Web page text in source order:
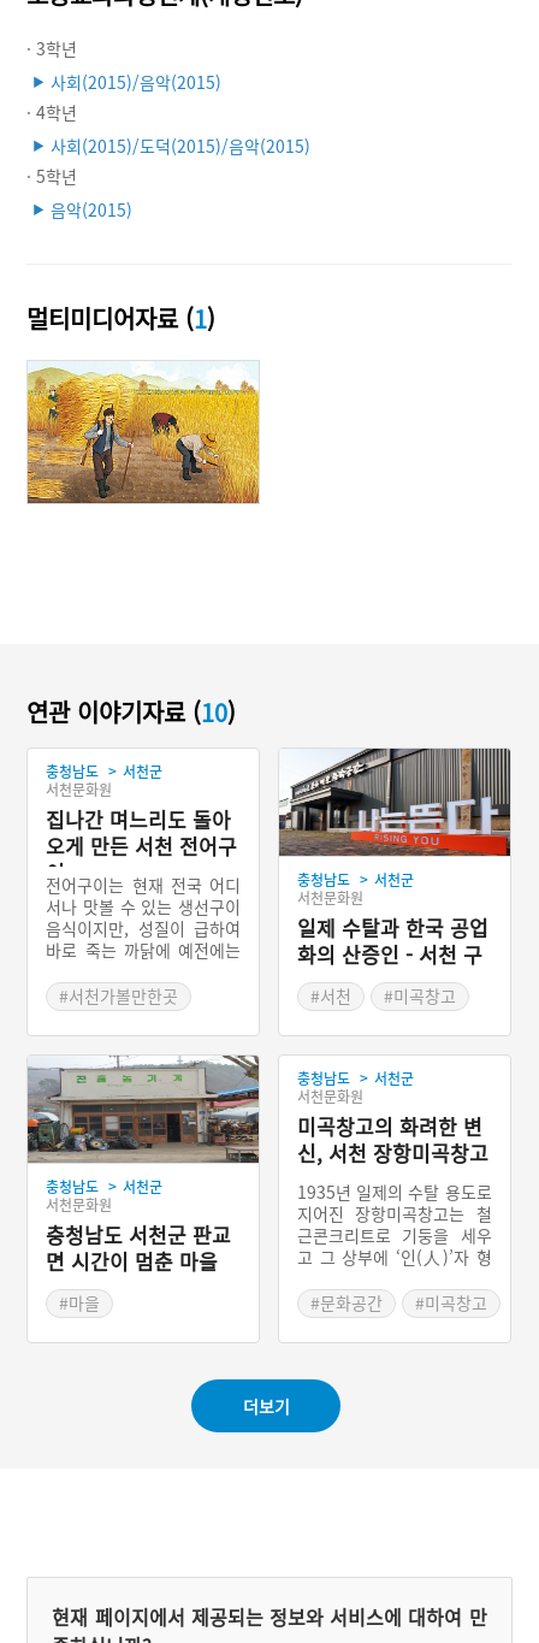
· 3학년
▶ 사회(2015)/음악(2015)
· 4학년
▶ 사회(2015)/도덕(2015)/음악(2015)
· 5학년
▶ 음악(2015)
멀티미디어자료 (1)
연관 이야기자료 (10)
충청남도 > 서천군
서천문화원
집나간 며느리도 돌아
오게 만든 서천 전어구
이
전어구이는 현재 전국 어디
서나 맛볼 수 있는 생선구이
음식이지만, 성질이 급하여
바로 죽는 까닭에 예전에는
서는 소금에 절인 전어가 유
통되었다. 서천 전어구이는
충청남도 서해안 바다에서
잡은 싱싱한 전어를 바로 손
질하여 석쇠에 얹고 소금을
뿌려가며 구운 충청남도 서
천군의 향토음식이다. 예로
부터 충청남도 서천군 서면
홍원항은 서해안 전어의 산
지로서, 경상남도 사천시,
전라남도 광양시와 더불어
우리나라 전어 잡이의 대표
적인 중심지이다.
#서천가볼만한곳
충청남도 > 서천군
서천문화원
일제 수탈과 한국 공업
화의 산증인 - 서천 구
장항미곡창고
#서천
#미곡창고
충청남도 > 서천군
서천문화원
충청남도 서천군 판교
면 시간이 멈춘 마을
#마을
충청남도 > 서천군
서천문화원
미곡창고의 화려한 변
신, 서천 장항미곡창고
1935년 일제의 수탈 용도로
지어진 장항미곡창고는 철
근콘크리트로 기둥을 세우
고 그 상부에 ‘인(人)’자 형
목조 트러스(truss)로 지붕
틀을 가설한 독특한 건물이
다. 해방 뒤에는 대한통운
시간 텅 빈 채 방치되었다.
2012년 130명의 미술가들
이 참여한 공장미술제를 계
형극장으로 사용되고 있다.
이 공간은 2018년에 ‘농촌
빈집 및 유휴시설 활용 우수
#문화공간
#미곡창고
더보기
현재 페이지에서 제공되는 정보와 서비스에 대하여 만